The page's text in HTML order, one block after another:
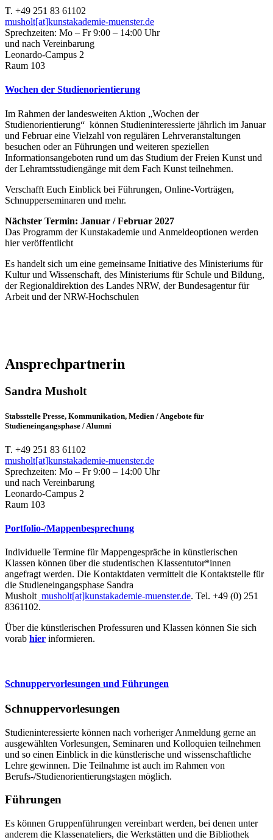
T. +49 251 83 61102
musholt[at]kunstakademie-muenster.de
Sprechzeiten: Mo – Fr 9:00 – 14:00 Uhr
und nach Vereinbarung
Leonardo-Campus 2
Raum 103
Wochen der Studienorientierung
Im Rahmen der landesweiten Aktion „Wochen der
Studienorientierung“ können Studieninteressierte jährlich im Januar
und Februar eine Vielzahl von regulären Lehrveranstaltungen
besuchen oder an Führungen und weiteren speziellen
Informationsangeboten rund um das Studium der Freien Kunst und
der Lehramtsstudiengänge mit dem Fach Kunst teilnehmen.
Verschafft Euch Einblick bei Führungen, Online-Vorträgen,
Schnupperseminaren und mehr.
Nächster Termin: Januar / Februar 2027
Das Programm der Kunstakademie und Anmeldeoptionen werden
hier veröffentlicht
Es handelt sich um eine gemeinsame Initiative des Ministeriums für
Kultur und Wissenschaft, des Ministeriums für Schule und Bildung,
der Regionaldirektion des Landes NRW, der Bundesagentur für
Arbeit und der NRW-Hochschulen
Ansprechpartnerin
Sandra Musholt
Stabsstelle Presse, Kommunikation, Medien / Angebote für
Studieneingangsphase / Alumni
T. +49 251 83 61102
musholt[at]kunstakademie-muenster.de
Sprechzeiten: Mo – Fr 9:00 – 14:00 Uhr
und nach Vereinbarung
Leonardo-Campus 2
Raum 103
Portfolio-/Mappenbesprechung
Individuelle Termine für Mappengespräche in künstlerischen
Klassen können über die studentischen Klassentutor*innen
angefragt werden. Die Kontaktdaten vermittelt die Kontaktstelle für
die Studieneingangsphase Sandra
Musholt musholt[at]kunstakademie-muenster.de. Tel. +49 (0) 251
8361102.
Über die künstlerischen Professuren und Klassen können Sie sich
vorab hier informieren.
Schnuppervorlesungen und Führungen
Schnuppervorlesungen
Studieninteressierte können nach vorheriger Anmeldung gerne an
ausgewählten Vorlesungen, Seminaren und Kolloquien teilnehmen
und so einen Einblick in die künstlerische und wissenschaftliche
Lehre gewinnen. Die Teilnahme ist auch im Rahmen von
Berufs-/Studienorientierungstagen möglich.
Führungen
Es können Gruppenführungen vereinbart werden, bei denen unter
anderem die Klassenateliers, die Werkstätten und die Bibliothek